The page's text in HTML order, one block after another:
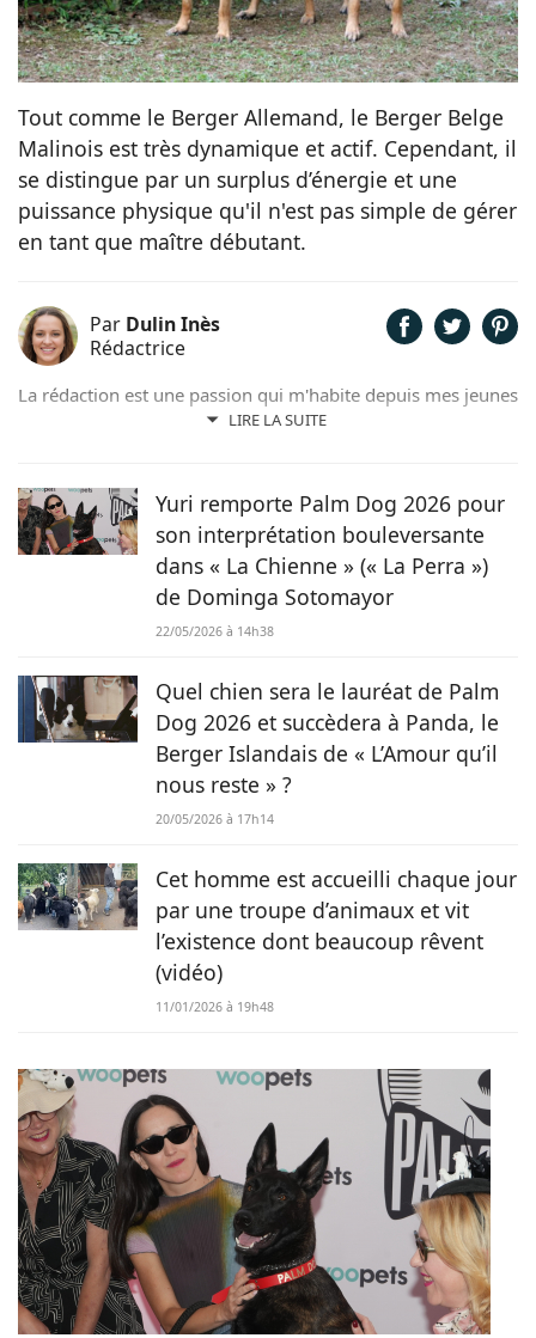
Tout comme le Berger Allemand, le Berger Belge
Malinois est très dynamique et actif. Cependant, il
se distingue par un surplus d’énergie et une
puissance physique qu'il n'est pas simple de gérer
en tant que maître débutant.
Par Dulin Inès
Rédactrice
LIRE LA SUITE
La rédaction est une passion qui m'habite depuis mes jeunes
années. Férue de poésie et de littérature, il m'arrivait de
rédaction web et ainsi faire de mon hobby, un métier !
Yuri remporte Palm Dog 2026 pour
son interprétation bouleversante
dans « La Chienne » (« La Perra »)
de Dominga Sotomayor
22/05/2026 à 14h38
Quel chien sera le lauréat de Palm
Dog 2026 et succèdera à Panda, le
Berger Islandais de « L’Amour qu’il
nous reste » ?
20/05/2026 à 17h14
Cet homme est accueilli chaque jour
par une troupe d’animaux et vit
l’existence dont beaucoup rêvent
(vidéo)
11/01/2026 à 19h48